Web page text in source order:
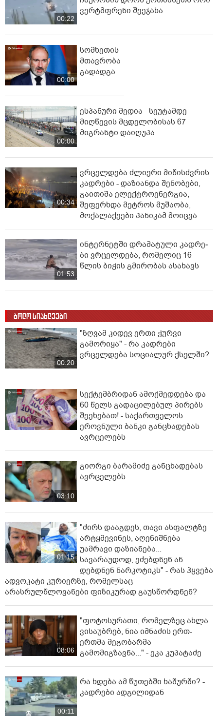
00:22
ვერტმფრენი შეეჯახა
00:00
სომხეთის
მთავრობა
გადადგა
00:00
ესპანური მედია - სეუტამდე
მიღწევის მცდელობისას 67
მიგრანტი დაიღუპა
00:34
ვრცელდება ძლიერი მიწისძვრის
კადრები - დაზიანდა შენობები,
გაითიშა ელექტროენერგია,
შეფერხდა მეტროს მუშაობა,
მოქალაქეები პანიკამ მოიცვა
01:53
ინ­ტერ­ნეტ­ში დრა­მა­ტუ­ლი კად­რე­
ბი ვრცელდება, რომელიც 16
წლის ბიჭის გმირობას ასახავს
ბოლო სიახლეები
00:20
"ზღვამ კიდევ ერთი ჭურვი
გამორიყა" - რა კადრები
ვრცელდება სოციალურ ქსელში?
სექტემბრიდან ამოქმედდება და
60 წელს გადაცილებულ პირებს
შეეხებათ! - საქართველოს
ეროვნული ბანკი განცხადებას
ავრცელებს
03:10
გიორგი ბარამიძე განცხადებას
ავრცელებს
01:15
"ძირს დააგდეს, თავი ასფალტზე
არტყმევინეს, აღენიშნება
უამრავი დაზიანება...
სავარაუდოდ, ეძებდნენ ან
დებდნენ ნარკოტიკს" - რას ჰყვება
ადვოკატი კურიერზე, რომელსაც
არასრულწლოვანები ფიზიკურად გაუსწორდნენ?
08:06
"ფოტოსურათი, რომელზეც ახლა
ვისაუბრებ, ნია იმნაძის ერთ-
ერთმა მეგობარმა
გამომიგზავნა..." - ეკა კუპატაძე
00:11
რა ხდება ამ წუთებში ხაშურში? -
კადრები ადგილიდან